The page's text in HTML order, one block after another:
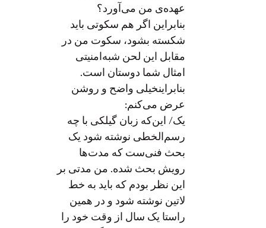
عهده‌ی من می‌آورد؟
بنابراین اگر هم سکوتی باید
شکسته بشود، سکوت من در
مقابل این لحن شبه‌امنیتی
امثال شما دوستان است.
بنابراینخیلی واضح و روشن
عرض می‌کنم:
یک/ این‌که زبان گیلکی با چه
رسم‌الخطی نوشته شود یک
بحث فنی‌ست که مدت‌ها
رویش بحث شده. من مدتی بر
این نظر بودم که باید به خط
لاتین نوشته شود و در همین
راستا یک سال از وقت خود را